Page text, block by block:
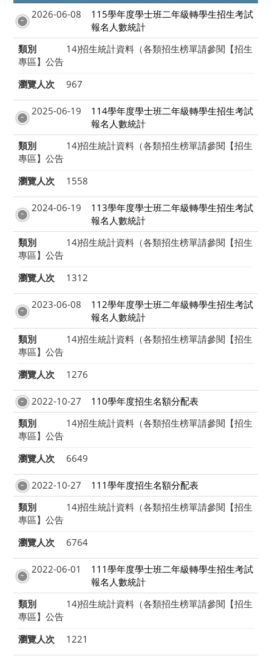
2026-06-08
115學年度學士班二年級轉學生招生考試
報名人數統計
類別
14)招生統計資料（各類招生榜單請參閱【招生
專區】公告
瀏覽人次
967
2025-06-19
114學年度學士班二年級轉學生招生考試
報名人數統計
類別
14)招生統計資料（各類招生榜單請參閱【招生
專區】公告
瀏覽人次
1558
2024-06-19
113學年度學士班二年級轉學生招生考試
報名人數統計
類別
14)招生統計資料（各類招生榜單請參閱【招生
專區】公告
瀏覽人次
1312
2023-06-08
112學年度學士班二年級轉學生招生考試
報名人數統計
類別
14)招生統計資料（各類招生榜單請參閱【招生
專區】公告
瀏覽人次
1276
2022-10-27
110學年度招生名額分配表
類別
14)招生統計資料（各類招生榜單請參閱【招生
專區】公告
瀏覽人次
6649
2022-10-27
111學年度招生名額分配表
類別
14)招生統計資料（各類招生榜單請參閱【招生
專區】公告
瀏覽人次
6764
2022-06-01
111學年度學士班二年級轉學生招生考試
報名人數統計
類別
14)招生統計資料（各類招生榜單請參閱【招生
專區】公告
瀏覽人次
1221